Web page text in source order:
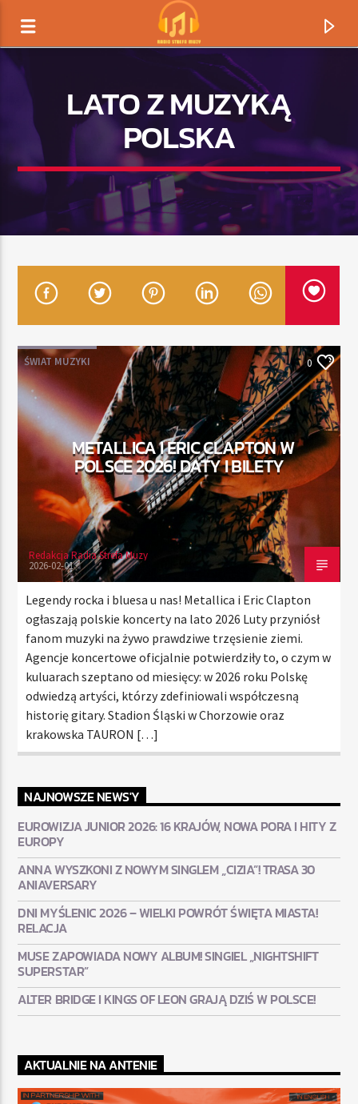
TERAZ GRAMY
TYTUŁ
ARTYSTA
TERAZ
WARM GLOBAL DANCE RADIO CHART TOP 20
10:00 11:00
Radio Strefa Muzy
LATO Z MUZYKĄ
POLSKA
ŚWIAT MUZYKI 0
METALLICA I ERIC CLAPTON W
POLSCE 2026! DATY I BILETY
Redakcja Radia Strefa Muzy
2026-02-01
Legendy rocka i bluesa u nas! Metallica i Eric Clapton
ogłaszają polskie koncerty na lato 2026 Luty przyniósł
fanom muzyki na żywo prawdziwe trzęsienie ziemi.
Agencje koncertowe oficjalnie potwierdziły to, o czym w
kuluarach szeptano od miesięcy: w 2026 roku Polskę
odwiedzą artyści, którzy zdefiniowali współczesną
historię gitary. Stadion Śląski w Chorzowie oraz
krakowska TAURON […]
NAJNOWSZE NEWS'Y
EUROWIZJA JUNIOR 2026: 16 KRAJÓW, NOWA PORA I HITY Z
EUROPY
ANNA WYSZKONI Z NOWYM SINGLEM „CIZIA”! TRASA 30
ANIAVERSARY
DNI MYŚLENIC 2026 – WIELKI POWRÓT ŚWIĘTA MIASTA!
RELACJA
MUSE ZAPOWIADA NOWY ALBUM! SINGIEL „NIGHTSHIFT
SUPERSTAR”
ALTER BRIDGE I KINGS OF LEON GRAJĄ DZIŚ W POLSCE!
AKTUALNIE NA ANTENIE